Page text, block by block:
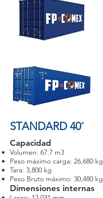
STANDARD 40´
Capacidad
Volumen: 67.7 m3
Peso máximo carga: 26,680 kg
Tara: 3,800 kg
Peso Bruto máximo: 30,480 kg
Dimensiones internas